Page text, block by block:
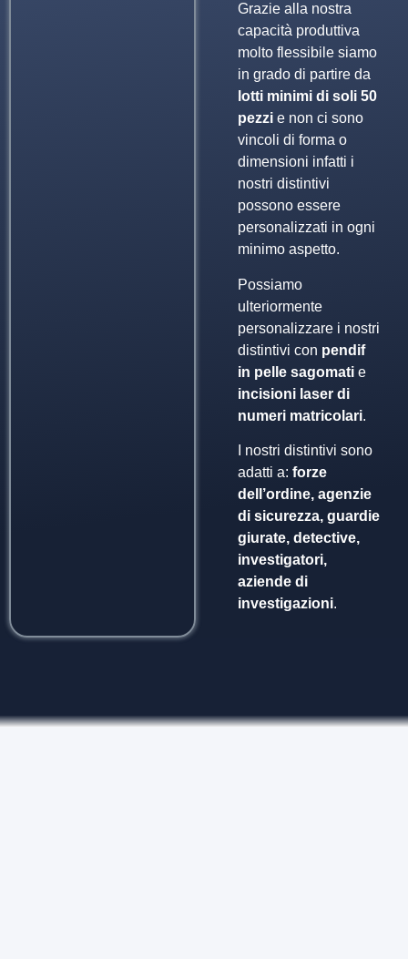
Grazie alla nostra
capacità produttiva
molto flessibile siamo
in grado di partire da
lotti minimi di soli 50
pezzie non ci sono
vincoli di forma o
dimensioni infatti i
nostri distintivi
possono essere
personalizzati in ogni
minimo aspetto.
Possiamo
ulteriormente
personalizzare i nostri
distintivi con pendif
in pelle sagomatie
incisioni laser di
numeri matricolari.
I nostri distintivi sono
adatti a: forze
dell’ordine, agenzie
di sicurezza, guardie
giurate, detective,
investigatori,
aziende di
investigazioni.